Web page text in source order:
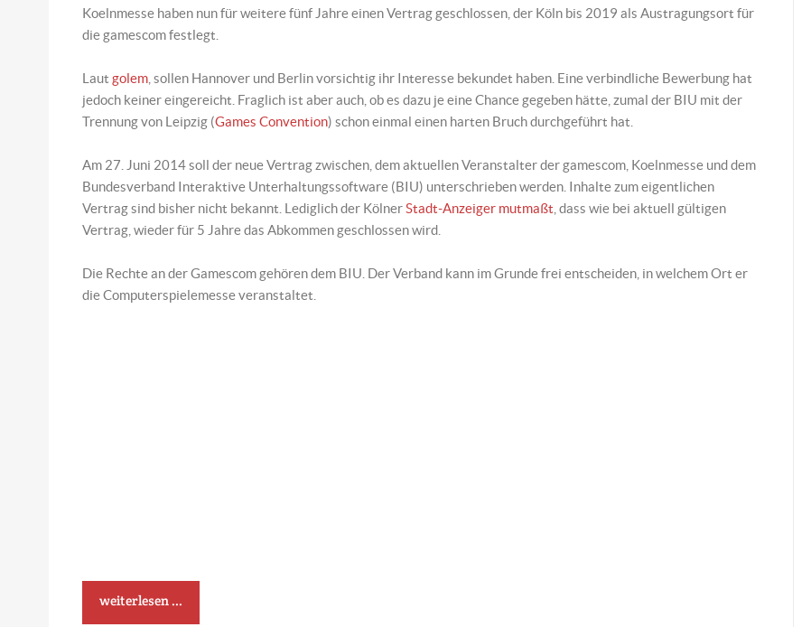
Koelnmesse haben nun für weitere fünf Jahre einen Vertrag geschlossen, der Köln bis 2019 als Austragungsort für
die gamescom festlegt.
Lautgolem , sollen Hannover und Berlin vorsichtig ihr Interesse bekundet haben. Eine verbindliche Bewerbung hat
jedoch keiner eingereicht. Fraglich ist aber auch, ob es dazu je eine Chance gegeben hätte, zumal der BIU mit der
Trennung von Leipzig (Games Convention) schon einmal einen harten Bruch durchgeführt hat.
Am 27. Juni 2014 soll der neue Vertrag zwischen, dem aktuellen Veranstalter der gamescom, Koelnmesse und dem
Bundesverband Interaktive Unterhaltungssoftware (BIU) unterschrieben werden. Inhalte zum eigentlichen
Vertrag sind bisher nicht bekannt. Lediglich der KölnerStadt-Anzeiger mutmaßt , dass wie bei aktuell gültigen
Vertrag, wieder für 5 Jahre das Abkommen geschlossen wird.
Die Rechte an der Gamescom gehören dem BIU. Der Verband kann im Grunde frei entscheiden, in welchem Ort er
die Computerspielemesse veranstaltet.
weiterlesen ...